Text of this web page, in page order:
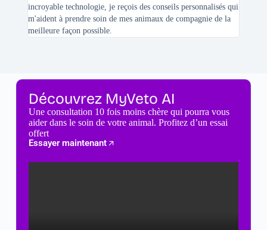
incroyable technologie, je reçois des conseils personnalisés qui
m'aident à prendre soin de mes animaux de compagnie de la
meilleure façon possible.
Découvrez MyVeto AI
Une consultation 10 fois moins chère qui pourra vous
aider dans le soin de votre animal. Profitez d’un essai
offert
Essayer maintenant